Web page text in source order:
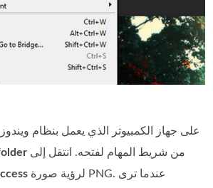
على جهاز الكمبيوتر الذي يعمل بنظام